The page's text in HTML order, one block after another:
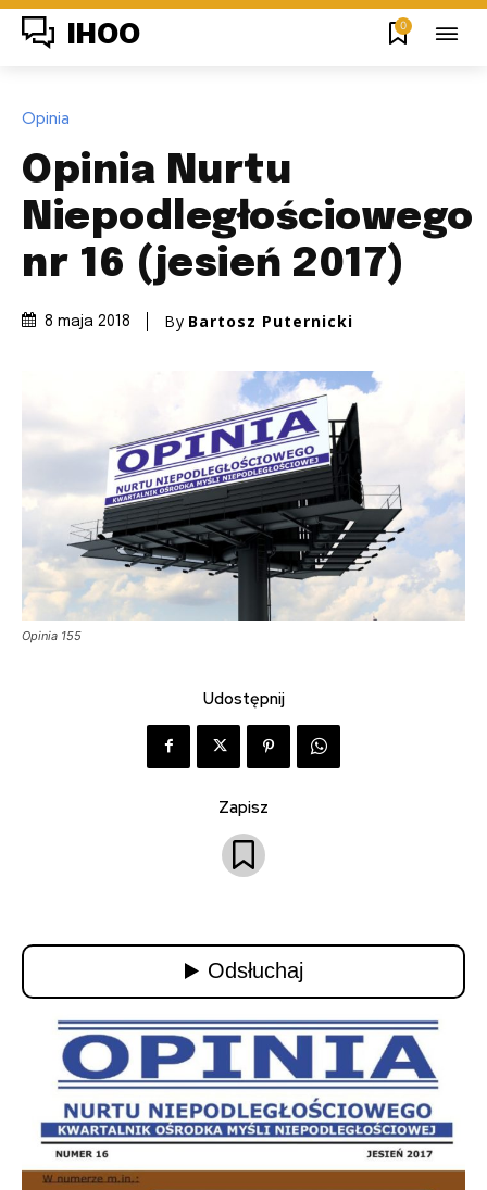
IHOO 0
Opinia
Opinia Nurtu
Niepodległościowego
nr 16 (jesień 2017)
8 maja 2018 By Bartosz Puternicki
Opinia 155
Udostępnij
Zapisz